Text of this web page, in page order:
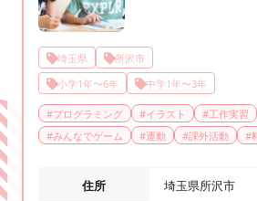
埼玉県
所沢市
小学1年〜6年
中学1年〜3年
#プログラミング #イラスト #工作実習
#みんなでゲーム #運動 #課外活動 #
住所 埼玉県所沢市